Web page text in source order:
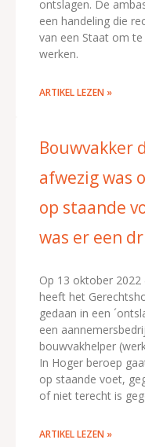
ontslagen. De
een handeling die
van een Staat om
werken.
ARTIKEL LEZEN »
Bouwvakker
afwezig was
op staande
was er een
Op 13 oktober
heeft het
gedaan in een
een
bouwvakhelper
In Hoger beroep
op staande voet,
of niet terecht is
ARTIKEL LEZEN »